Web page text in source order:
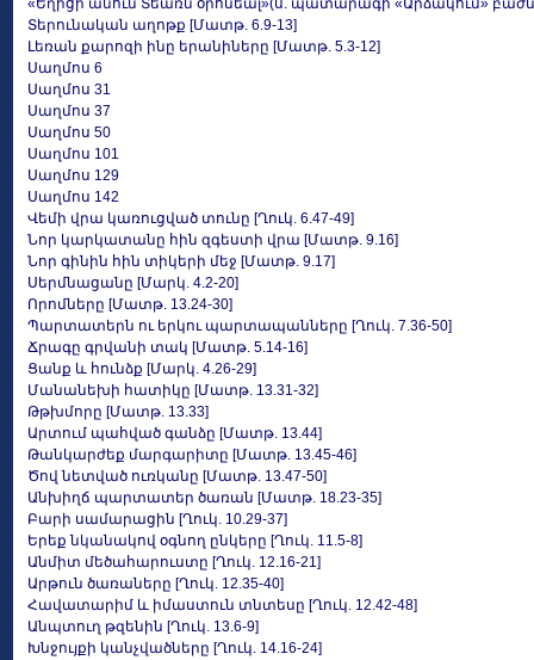
«Եղիցի անուն Տեառն օրհնեալ»(ս. պատարագի «Արձակում»
Տերունական աղոթք [Մատթ. 6.9-13]
Լեռան քարոզի ինը երանիները [Մատթ. 5.3-12]
Սաղմոս 6
Սաղմոս 31
Սաղմոս 37
Սաղմոս 50
Սաղմոս 101
Սաղմոս 129
Սաղմոս 142
Վեմի վրա կառուցված տունը [Ղուկ. 6.47-49]
Նոր կարկատանը հին զգեստի վրա [Մատթ. 9.16]
Նոր գինին հին տիկերի մեջ [Մատթ. 9.17]
Սերմնացանը [Մարկ. 4.2-20]
Որոմները [Մատթ. 13.24-30]
Պարտատերն ու երկու պարտապանները [Ղուկ. 7.36-50]
Ճրագը գրվանի տակ [Մատթ. 5.14-16]
Ցանք և հունձք [Մարկ. 4.26-29]
Մանանեխի հատիկը [Մատթ. 13.31-32]
Թթխմորը [Մատթ. 13.33]
Արտում պահված գանձը [Մատթ. 13.44]
Թանկարժեք մարգարիտը [Մատթ. 13.45-46]
Ծով նետված ուռկանը [Մատթ. 13.47-50]
Անխիղճ պարտատեր ծառան [Մատթ. 18.23-35]
Բարի սամարացին [Ղուկ. 10.29-37]
Երեք նկանակով օգնող ընկերը [Ղուկ. 11.5-8]
Անմիտ մեծահարուստը [Ղուկ. 12.16-21]
Արթուն ծառաները [Ղուկ. 12.35-40]
Հավատարիմ և իմաստուն տնտեսը [Ղուկ. 12.42-48]
Անպտուղ թզենին [Ղուկ. 13.6-9]
Խնջույքի կանչվածները [Ղուկ. 14.16-24]